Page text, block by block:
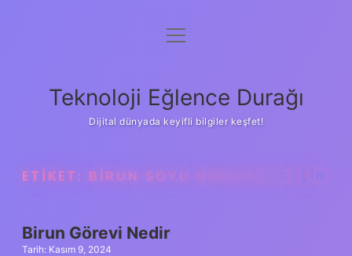
Anasayfa
Yasal Uyarı
menüyü
Teknoloji Eğlence Durağı
Dijital dünyada keyifli bilgiler keşfet!
ETIKET: BIRUN SOYU NEREDEN GELIR
Birun Görevi Nedir
Tarih: Kasım 9, 2024